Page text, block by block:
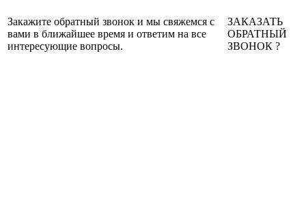
Закажите обратный звонок и мы свяжемся с
вами в ближайшее время и ответим на все
интересующие вопросы.
ЗАКАЗАТЬ
ОБРАТНЫЙ
ЗВОНОК ?